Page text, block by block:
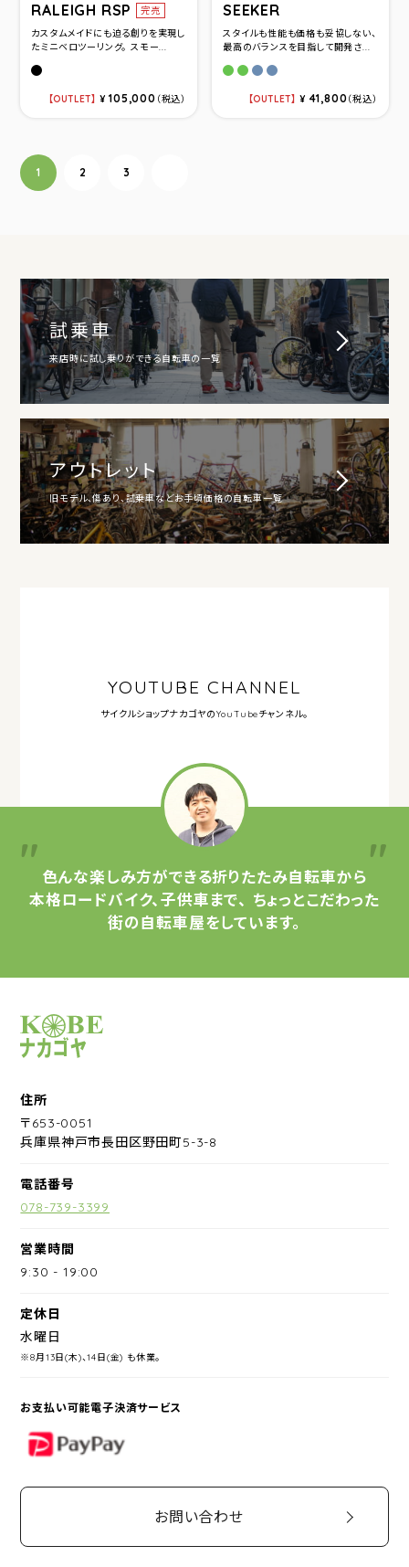
RALEIGH RSP
完売
カスタムメイドにも迫る創りを実現し
たミニベロツーリング。 スモー...
グロスブラック(520)
OUTLET ¥105,000 （税込）
SEEKER
スタイルも性能も価格も妥協しない、
最高のバランスを目指して開発さ...
アップルグリーンM(450mm)
アップルグリーン
ブルーグレー
ブルーグレー
OUTLET ¥ 41,800（税込）
投稿ナビゲーション
1 2 3
試乗車
来店時に試し乗りができる自転車の一覧
アウトレット
旧モデル、傷あり、試乗車などお手頃価格の自転車一覧
YOUTUBE CHANNEL
サイクルショップナカゴヤのYouTubeチャンネル。
色んな楽しみ方ができる折りたたみ自転車から
本格ロードバイク、子供車まで、 ちょっとこだわった
街の自転車屋をしています。
サイクルショップナカゴヤ
住所
〒653-0051
兵庫県神戸市長田区野田町5-3-8
電話番号
078-739-3399
営業時間
9:30 -19:00
定休日
水曜日
※8月13日(木)、14日(金) も休業。
お支払い可能電子決済サービス
PayPay
お問い合わせ